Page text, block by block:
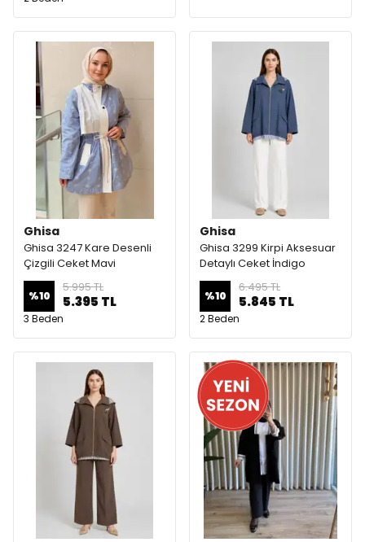
Ghisa
Ghisa 3247 Kare Desenli
Çizgili Ceket Mavi
%10
5.995 TL
5.395 TL
3 Beden
Ghisa
Ghisa 3299 Kirpi Aksesuar
Detaylı Ceket İndigo
%10
6.495 TL
5.845 TL
2 Beden